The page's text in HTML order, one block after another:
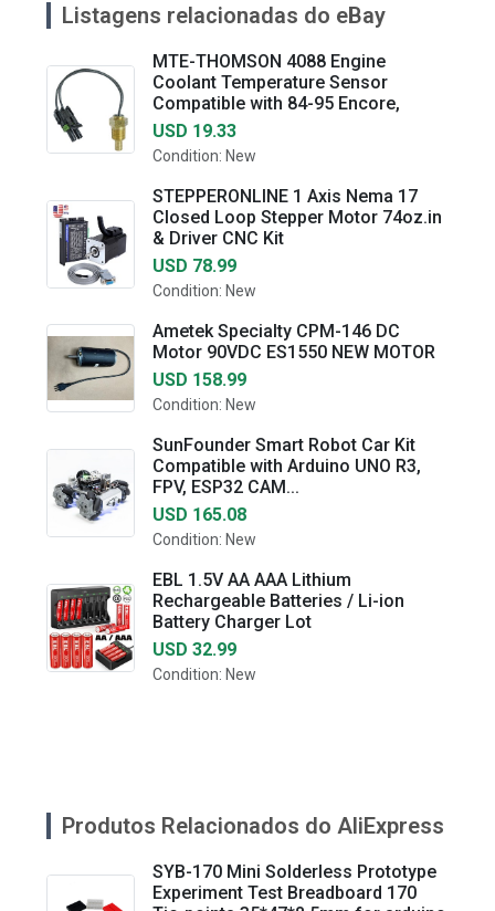
Listagens relacionadas do eBay
MTE-THOMSON 4088 Engine
Coolant Temperature Sensor
Compatible with 84-95 Encore,
USD 19.33
Condition: New
STEPPERONLINE 1 Axis Nema 17
Closed Loop Stepper Motor 74oz.in
& Driver CNC Kit
USD 78.99
Condition: New
Ametek Specialty CPM-146 DC
Motor 90VDC ES1550 NEW MOTOR
USD 158.99
Condition: New
SunFounder Smart Robot Car Kit
Compatible with Arduino UNO R3,
FPV, ESP32 CAM...
USD 165.08
Condition: New
EBL 1.5V AA AAA Lithium
Rechargeable Batteries / Li-ion
Battery Charger Lot
USD 32.99
Condition: New
Produtos Relacionados do AliExpress
SYB-170 Mini Solderless Prototype
Experiment Test Breadboard 170